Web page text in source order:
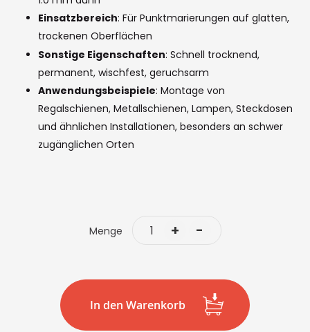
Einsatzbereich: Für Punktmarierungen auf glatten,
trockenen Oberflächen
Sonstige Eigenschaften: Schnell trocknend,
permanent, wischfest, geruchsarm
Anwendungsbeispiele: Montage von
Regalschienen, Metallschienen, Lampen, Steckdosen
und ähnlichen Installationen, besonders an schwer
zugänglichen Orten
Menge -
+
In den Warenkorb